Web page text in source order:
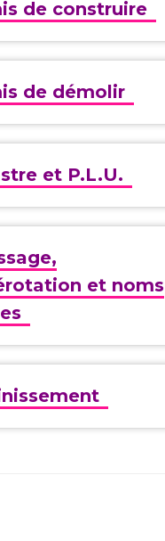
de construire
de démolir
et P.L.U.
et noms